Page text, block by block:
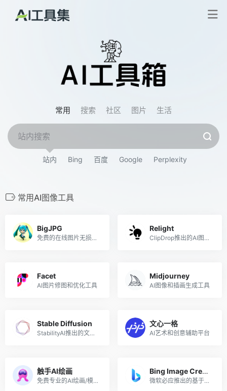
常用 搜索 社区 图片 生活
站内 Bing 百度 Google Perplexity
常用AI图像工具
BigJPG
免费的在线图片无损放大工具
Relight
ClipDrop推出的AI图像打光工具
Facet
AI图片修图和优化工具
Midjourney
AI图像和插画生成工具
Stable Diffusion
StabilityAI推出的文本到图像生成AI
文心一格
AI艺术和创意辅助平台
触手AI绘画
免费专业的AI绘画/模型/分享平台
Bing Image Creator
微软必应推出的基于DALL·E的AI图像生成工具